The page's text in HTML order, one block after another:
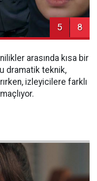
5 8
arasında kısa bir
dramatik teknik,
izleyicilere farklı